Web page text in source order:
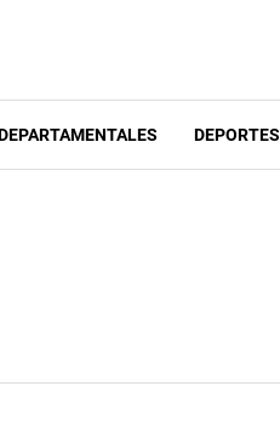
DEPORTES